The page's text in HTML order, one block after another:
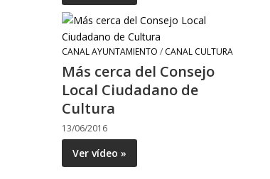
CANAL AYUNTAMIENTO / CANAL CULTURA
Más cerca del Consejo
Local Ciudadano de
Cultura
13/06/2016
Ver vídeo »